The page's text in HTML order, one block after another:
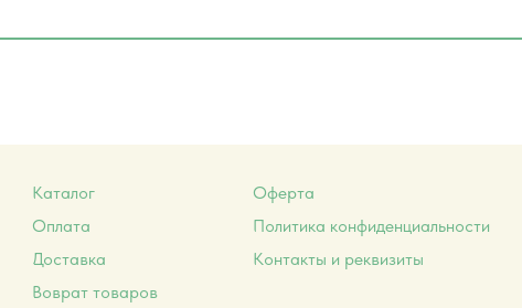
Контакты и реквизиты
Политика конфиденциальности
Оферта
Воврат товаров
Доставка
Оплата
Каталог